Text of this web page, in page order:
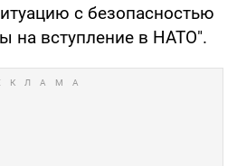
с безопасностью
на вступление в НАТО".